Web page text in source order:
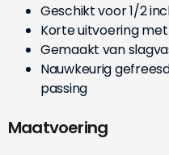
Geschikt voor 1/2
Korte uitvoering
Gemaakt van
Nauwkeurig
passing
Maatvoering